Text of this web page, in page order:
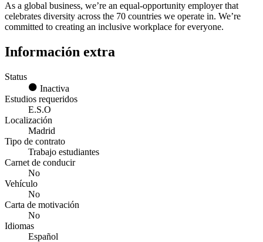
As a global business, we’re an equal-opportunity employer that
celebrates diversity across the 70 countries we operate in. We’re
committed to creating an inclusive workplace for everyone.
Información extra
Status
Inactiva
Estudios requeridos
E.S.O
Localización
Madrid
Tipo de contrato
Trabajo estudiantes
Carnet de conducir
No
Vehículo
No
Carta de motivación
No
Idiomas
Español